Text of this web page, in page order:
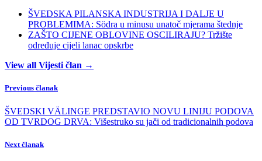
ŠVEDSKA PILANSKA INDUSTRIJA I DALJE U
PROBLEMIMA: Södra u minusu unatoč mjerama štednje
ZAŠTO CIJENE OBLOVINE OSCILIRAJU? Tržište
određuje cijeli lanac opskrbe
View all Vijesti član →
Previous članak
ŠVEDSKI VÄLINGE PREDSTAVIO NOVU LINIJU PODOVA
OD TVRDOG DRVA: Višestruko su jači od tradicionalnih podova
Next članak